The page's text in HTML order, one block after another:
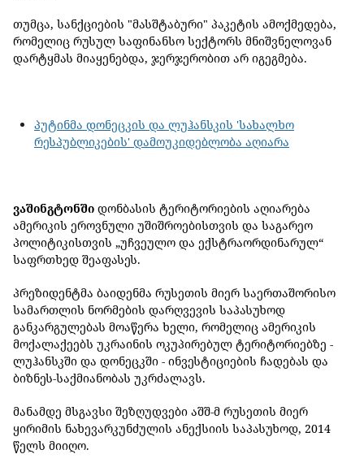
თუმცა, სანქციების "მასშტაბური" პაკეტის ამოქმედება,
რომელიც რუსულ საფინანსო სექტორს მნიშვნელოვან
დარტყმას მიაყენებდა, ჯერჯერობით არ იგეგმება.
პუტინმა დონეცკის და ლუჰანსკის 'სახალხო
რესპუბლიკების' დამოუკიდებლობა აღიარა
ვაშინგტონში დონბასის ტერიტორიების აღიარება
ამერიკის ეროვნული უშიშროებისთვის და საგარეო
პოლიტიკისთვის „უჩვეულო და ექსტრაორდინარულ“
საფრთხედ შეაფასეს.
პრეზიდენტმა ბაიდენმა რუსეთის მიერ საერთაშორისო
სამართლის ნორმების დარღვევის საპასუხოდ
განკარგულებას მოაწერა ხელი, რომელიც ამერიკის
მოქალაქეებს უკრაინის ოკუპირებულ ტერიტორიებზე -
ლუჰანსკში და დონეცკში - ინვესტიციების ჩადებას და
ბიზნეს-საქმიანობას უკრძალავს.
მანამდე მსგავსი შეზღუდვები აშშ-მ რუსეთის მიერ
ყირიმის ნახევარკუნძულის ანექსიის საპასუხოდ, 2014
წელს მიიღო.